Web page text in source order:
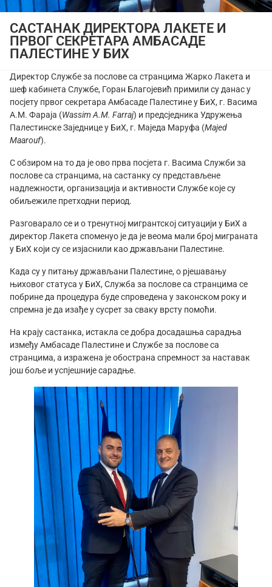
САСТАНАК ДИРЕКТОРА ЛАКЕТЕ И
ПРВОГ СЕКРЕТАРА АМБАСАДЕ
ПАЛЕСТИНЕ У БИХ
Директор Службе за послове са странцима Жарко Лакета и
шеф кабинета Службе, Горан Благојевић примили су данас у
посјету првог секретара Амбасаде Палестине у БиХ, г. Васима
А.М. Фараја (Wassim A.M. Farraj) и предсједника Удружења
Палестинске Заједнице у БиХ, г. Маједа Маруфа (Majed
Maarouf).
С обзиром на то да је ово прва посјета г. Васима Служби за
послове са странцима, на састанку су представљене
надлежности, организација и активности Службе које су
обиљежиле претходни период.
Разговарало се и о тренутној мигрантској ситуацији у БиХ а
директор Лакета споменуо је да је веома мали број миграната
у БиХ који су се изјаснили као држављани Палестине.
Када су у питању држављани Палестине, о рјешавању
њиховог статуса у БиХ, Служба за послове са странцима се
побрине да процедура буде спроведена у законском року и
спремна је да изађе у сусрет за сваку врсту помоћи.
На крају састанка, истакла се добра досадашња сарадња
између Амбасаде Палестине и Службе за послове са
странцима, а изражена је обострана спремност за наставак
још боље и успјешније сарадње.